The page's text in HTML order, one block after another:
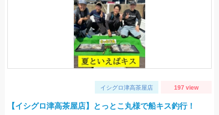
イシグロ津高茶屋店 197 view
【イシグロ津高茶屋店】とっとこ丸様で船キス釣行！